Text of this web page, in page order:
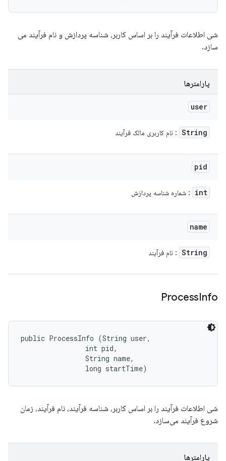
شی اطلاعات فرآیند را بر اساس کاربر، شناسه پردازش و نام فرآیند می
سازد.
پارامترها
user
String : نام کاربری مالک فرآیند
pid
int : شماره شناسه پردازش
name
String : نام فرآیند
ProcessInfo
public ProcessInfo (String user,
                int pid,
                String name,
                long startTime)
شی اطلاعات فرآیند را بر اساس کاربر، شناسه فرآیند، نام فرآیند، زمان
شروع فرآیند می‌سازد.
پارامترها